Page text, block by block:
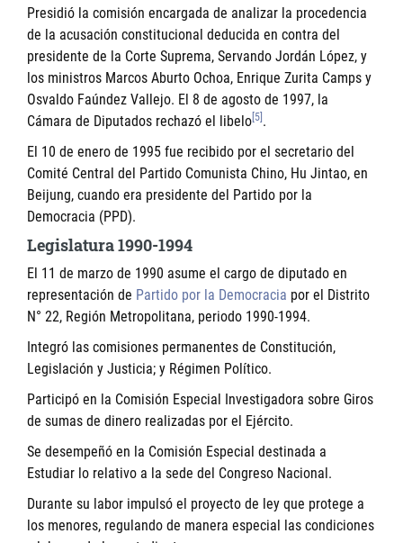
Presidió la comisión encargada de analizar la procedencia
de la acusación constitucional deducida en contra del
presidente de la Corte Suprema, Servando Jordán López, y
los ministros Marcos Aburto Ochoa, Enrique Zurita Camps y
Osvaldo Faúndez Vallejo. El 8 de agosto de 1997, la
Cámara de Diputados rechazó el libelo [5] .
El 10 de enero de 1995 fue recibido por el secretario del
Comité Central del Partido Comunista Chino, Hu Jintao, en
Beijung, cuando era presidente del Partido por la
Democracia (PPD).
Legislatura 1990-1994
El 11 de marzo de 1990 asume el cargo de diputado en
representación de Partido por la Democracia por el Distrito
N° 22, Región Metropolitana, periodo 1990-1994.
Integró las comisiones permanentes de Constitución,
Legislación y Justicia; y Régimen Político.
Participó en la Comisión Especial Investigadora sobre Giros
de sumas de dinero realizadas por el Ejército.
Se desempeñó en la Comisión Especial destinada a
Estudiar lo relativo a la sede del Congreso Nacional.
Durante su labor impulsó el proyecto de ley que protege a
los menores, regulando de manera especial las condiciones